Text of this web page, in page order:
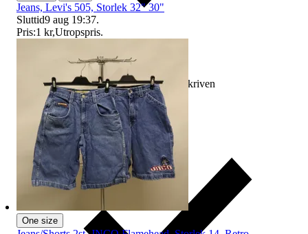
Ersättning om varan inte är som beskriven
Jeans, Levi's 505, Storlek 32" 30"
Sluttid9 aug 19:37.
Pris:1 kr,Utropspris.
One size